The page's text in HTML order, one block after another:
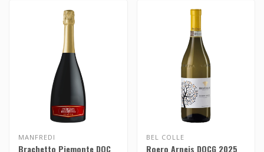
MANFREDI
Brachetto Piemonte DOC
BEL COLLE
Roero Arneis DOCG 2025